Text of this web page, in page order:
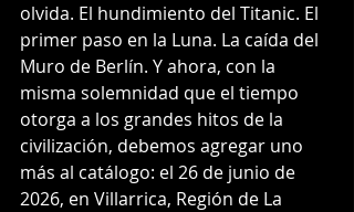
olvida. El hundimiento del Titanic. El
primer paso en la Luna. La caída del
Muro de Berlín. Y ahora, con la
misma solemnidad que el tiempo
otorga a los grandes hitos de la
civilización, debemos agregar uno
más al catálogo: el 26 de junio de
2026, en Villarrica, Región de La